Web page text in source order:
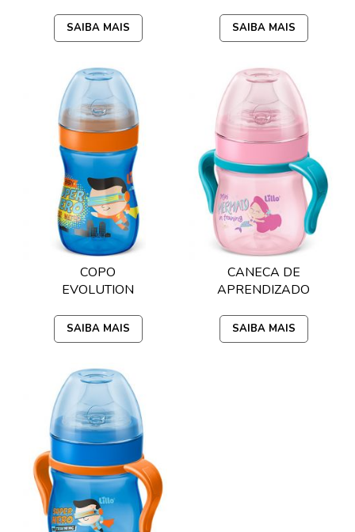
LILLO - MICKEY
SAIBA MAIS
ROSA
SAIBA MAIS
COPO
EVOLUTION
AZUL
SAIBA MAIS
CANECA DE
APRENDIZADO
150ML LILLO -
ROSA
SAIBA MAIS